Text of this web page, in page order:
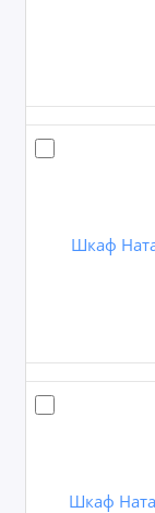
Шкаф
Шкаф